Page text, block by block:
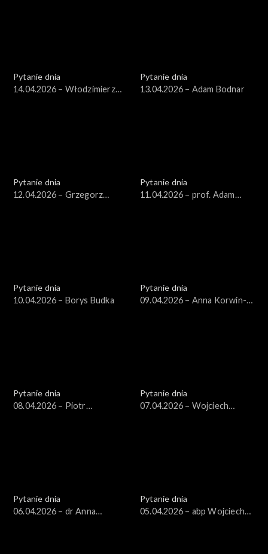
Pytanie dnia
14.04.2026 – Włodzimierz
Pytanie dnia
13.04.2026 – Adam Bodnar
Pytanie dnia
12.04.2026 – Grzegorz
Pytanie dnia
11.04.2026 – prof. Adam
Pytanie dnia
10.04.2026 – Borys Budka
Pytanie dnia
09.04.2026 – Anna Korwin-
Pytanie dnia
08.04.2026 – Piotr
Pytanie dnia
07.04.2026 – Wojciech
Pytanie dnia
06.04.2026 – dr Anna
Pytanie dnia
05.04.2026 – abp Wojciech